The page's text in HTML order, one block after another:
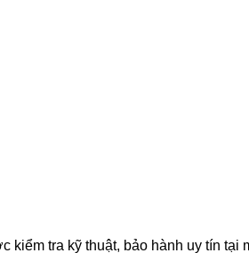
tra kỹ thuật, bảo hành uy tín tại